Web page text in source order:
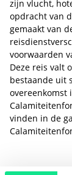
zijn vlucht,
opdracht van
gemaakt van
voorwaarden
Deze reis valt
bestaande uit
overeenkomst
vinden in de